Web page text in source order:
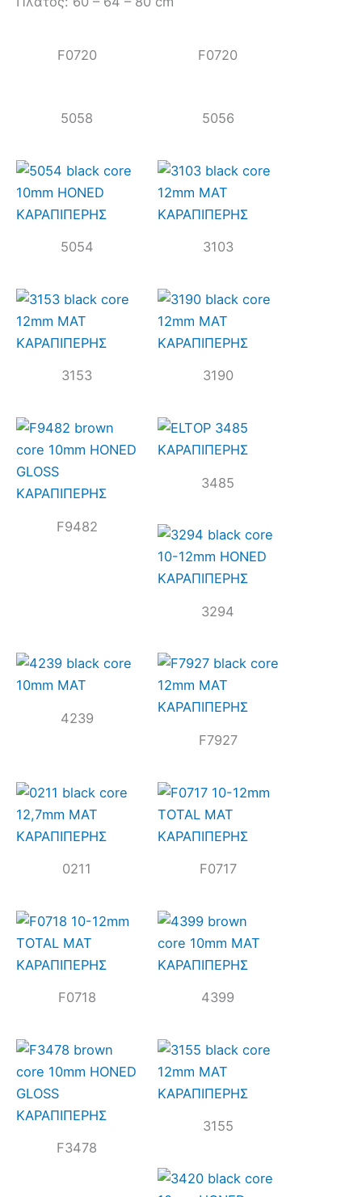
F0720 F0720
5058 5056
5054 3103
3153 3190
F9482
3485
3294
4239
F7927
0211 F0717
F0718 4399
F3478
3155